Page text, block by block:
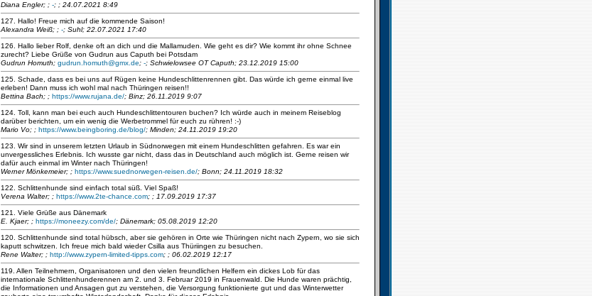
Diana Engler; ; -; ; 24.07.2021 8:49
127. Hallo! Freue mich auf die kommende Saison!
Alexandra Weiß; ; -; Suhl; 22.07.2021 17:40
126. Hallo lieber Rolf, denke oft an dich und die Mallamuden. Wie geht es dir? Wie kommt ihr ohne Schnee
zurecht? Liebe Grüße von Gudrun aus Caputh bei Potsdam
Gudrun Homuth; gudrun.homuth@gmx.de; -; Schwielowsee OT Caputh; 23.12.2019 15:00
125. Schade, dass es bei uns auf Rügen keine Hundeschlittenrennen gibt. Das würde ich gerne einmal live
erleben! Dann muss ich wohl mal nach Thüringen reisen!!
Bettina Bach; ; https://www.rujana.de/; Binz; 26.11.2019 9:07
124. Toll, kann man bei euch auch Hundeschlittentouren buchen? Ich würde auch in meinem Reiseblog
darüber berichten, um ein wenig die Werbetrommel für euch zu rühren! :-)
Mario Vo; ; https://www.beingboring.de/blog/; Minden; 24.11.2019 19:20
123. Wir sind in unserem letzten Urlaub in Südnorwegen mit einem Hundeschlitten gefahren. Es war ein
unvergessliches Erlebnis. Ich wusste gar nicht, dass das in Deutschland auch möglich ist. Gerne reisen wir
dafür auch einmal im Winter nach Thüringen!
Werner Mönkemeier; ; https://www.suednorwegen-reisen.de/; Bonn; 24.11.2019 18:32
122. Schlittenhunde sind einfach total süß. Viel Spaß!
Verena Walter; ; https://www.2te-chance.com; ; 17.09.2019 17:37
121. Viele Grüße aus Dänemark
E. Kjaer; ; https://moneezy.com/de/; Dänemark; 05.08.2019 12:20
120. Schlittenhunde sind total hübsch, aber sie gehören in Orte wie Thüringen nicht nach Zypern, wo sie sich
kaputt schwitzen. Ich freue mich bald wieder Csilla aus Thüriingen zu besuchen.
Rene Walter; ; http://www.zypern-limited-tipps.com; ; 06.02.2019 12:17
119. Allen Teilnehmern, Organisatoren und den vielen freundlichen Helfern ein dickes Lob für das
internationale Schlittenhunderennen am 2. und 3. Februar 2019 in Frauenwald. Die Hunde waren prächtig,
die Informationen und Ansagen gut zu verstehen, die Versorgung funktionierte gut und das Winterwetter